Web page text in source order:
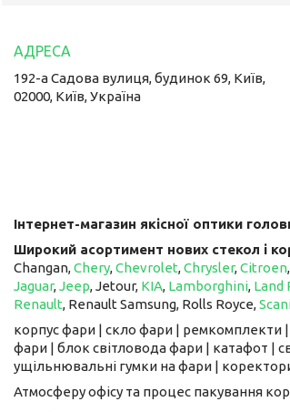
192-а Садова вулиця, будинок 69, Київ,
02000, Київ, Україна
Інтернет-магазин якісної оптики
Широкий асортимент нових стекол і
Changan,Chery,Chevrolet,Chrysler,Citroen
Jaguar,Jeep, Jetour, ​​​​​​​ KIA, Lamborghini, Land
Renault, Renault Samsung, Rolls Royce,
корпус фари | скло фари | ремкомплекти |
фари | блок світловода фари | катафот |
ущільнювальні гумки на фари |
Атмосферу офісу та процес пакування